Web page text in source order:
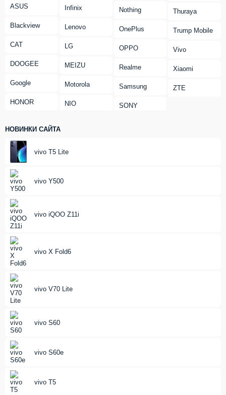
ASUS
Blackview
CAT
DOOGEE
Google
HONOR
Infinix
Lenovo
LG
MEIZU
Motorola
NIO
Nothing
OnePlus
OPPO
Realme
Samsung
SONY
Thuraya
Trump Mobile
Vivo
Xiaomi
ZTE
НОВИНКИ САЙТА
vivo T5 Lite
vivo Y500
vivo iQOO Z11i
vivo X Fold6
vivo V70 Lite
vivo S60
vivo S60e
vivo T5